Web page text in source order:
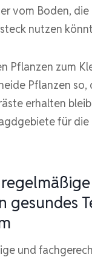
vom Boden,
nutzen
Pflanzen zum
Pflanzen so,
erhalten
für
gesundes
und